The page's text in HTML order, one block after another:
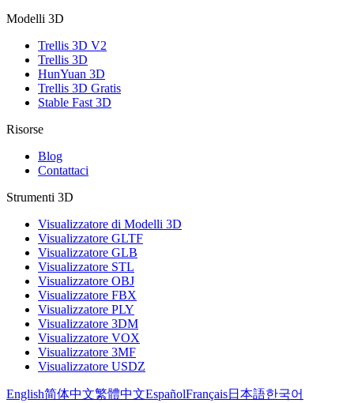
Modelli 3D
Trellis 3D V2
Trellis 3D
HunYuan 3D
Trellis 3D Gratis
Stable Fast 3D
Risorse
Blog
Contattaci
Strumenti 3D
Visualizzatore di Modelli 3D
Visualizzatore GLTF
Visualizzatore GLB
Visualizzatore STL
Visualizzatore OBJ
Visualizzatore FBX
Visualizzatore PLY
Visualizzatore 3DM
Visualizzatore VOX
Visualizzatore 3MF
Visualizzatore USDZ
English简体中文繁體中文EspañolFrançais日本語한국어